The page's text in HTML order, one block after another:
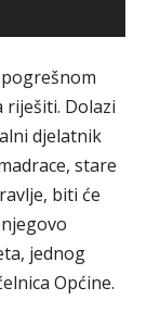
riješiti. Dolazi
djelatnik
stare
biti će
jednog
Općine.